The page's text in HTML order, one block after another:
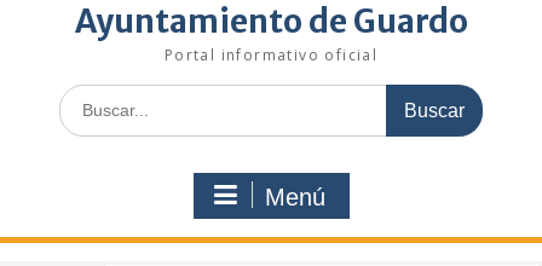
Ayuntamiento de Guardo
Portal informativo oficial
Buscar:
Menú